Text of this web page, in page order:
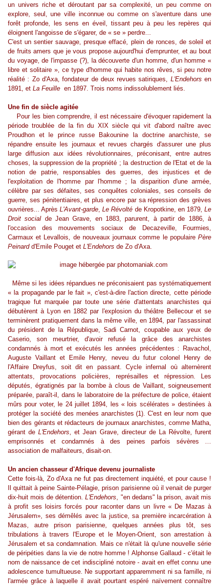
un univers riche et déroutant par sa complexité, un peu comme on
explore, seul, une ville inconnue ou comme on s'aventure dans une
forêt profonde, les sens en éveil, tissant peu à peu les repères qui
éloignent l'angoisse de s'égarer, de « se » perdre...
C'est un sentier sauvage, presque effacé, plein de ronces, de soleil et
de fruits amers que je vous propose aujourd'hui d'emprunter, et au bout
du voyage, de l'impasse (?), la découverte d'un homme, d'un homme «
libre et solitaire », ce type d'homme qui habite nos rêves, si peu notre
réalité : Zo d'Axa, fondateur de deux revues satiriques, L'Endehors en
1891, et La Feuille en 1897. Trois noms indissolublement liés.
Une fin de siècle agitée
Pour les bien comprendre, il est nécessaire d'évoquer rapidement la
période troublée de la fin du XIX siècle qui vit d'abord naître avec
Proudhon et le prince russe Bakounine la doctrine anarchiste, se
répandre ensuite les journaux et revues chargés d'assurer une plus
large diffusion aux idées révolutionnaires, préconisant, entre autres
choses, la suppression de la propriété ; la destruction de l'Etat et de la
notion de patrie, responsables des guerres, des injustices et de
l'exploitation de l'homme par l'homme ; la disparition d'une armée,
célèbre par ses défaites, ses conquêtes coloniales, ses conseils de
guerre, ses pénitentiaires, et plus encore par sa répression des grèves
ouvrières... AprèsL'Avant-garde,Le Révolté de Kropotkine, en 1879,Le
Droit social de Jean Grave, en 1883, parurent, à partir de 1886, à
l'occasion des mouvements sociaux de Decazeville, Fourmies,
Carmaux et Levallois, de nouveaux journaux comme le populaire Père
Peinardd'Emile Pouget et L'Endehors de Zo d'Axa.
Même si les idées répandues ne préconisaient pas systématiquement
« la propagande par le fait », c'est-à-dire l'action directe, cette période
tragique fut marquée par toute une série d'attentats anarchistes qui
débutèrent à Lyon en 1882 par l'explosion du théâtre Bellecour et se
terminèrent pratiquement dans la même ville, en 1894, par l'assassinat
du président de la République, Sadi Carnot, coupable aux yeux de
Caserio, son meurtrier, d'avoir refusé la grâce des anarchistes
condamnés à mort et exécutés les années précédentes : Ravachol,
Auguste Vaillant et Emile Henry, neveu du futur colonel Henry de
l'Affaire Dreyfus, soit dit en passant. Cycle infernal où alternèrent
attentats, provocations policières, représailles et répression. Les
députés, égratignés par la bombe à clous de Vaillant, soigneusement
préparée, paraît-il, dans le laboratoire de la préfecture de police, étaient
mûrs pour voter, le 24 juillet 1894, les « lois scélérates » destinées à
protéger la société des menées anarchistes (1). C'est en leur nom que
bien des gérants et rédacteurs de journaux anarchistes, comme Matha,
gérant deL'Endehors, et Jean Grave, directeur de La Révolte, furent
emprisonnés et condamnés à des peines parfois sévères …
association de malfaiteurs, disait-on.
Un ancien chasseur d'Afrique devenu journaliste
Cette fois-là, Zo d'Axa ne fut pas directement inquiété, et pour cause !
Il quittait à peine Sainte-Pélagie, prison parisienne où il venait de purger
dix-huit mois de détention.L'Endehors, "en dedans" la prison, avait mis
à profit ses loisirs forcés pour raconter dans un livre « De Mazas à
Jérusalem», ses démêlés avec la justice, sa première incarcération à
Mazas, autre prison parisienne, quelques années plus tôt, ses
tribulations à travers l'Europe et le Moyen-Orient, son arrestation à
Jérusalem et sa condamnation. Mais ce n'était là qu'une nouvelle série
de péripéties dans la vie de notre homme ! Alphonse Gallaud - c'était le
nom de naissance de cet indiscipliné notoire - avait en effet connu une
adolescence tumultueuse. Ne supportant apparemment ni sa famille, ni
l'armée grâce à laquelle il avait pourtant espéré naïvement connaître